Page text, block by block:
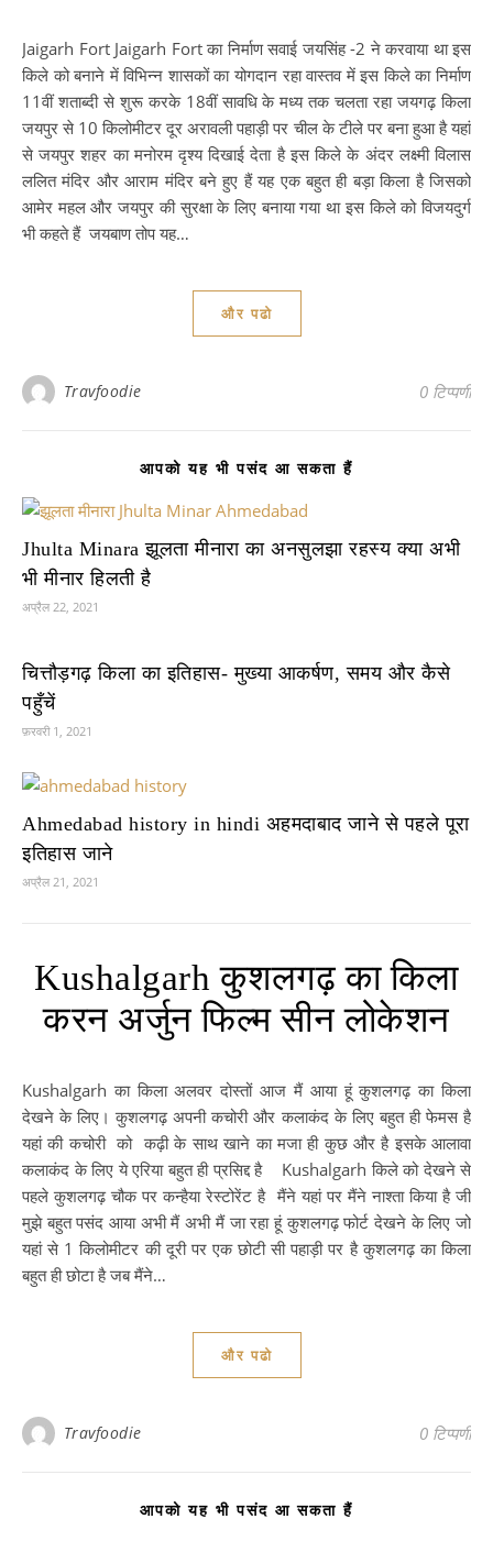
Jaigarh Fort Jaigarh Fort का निर्माण सवाई जयसिंह -2 ने करवाया था इस
किले को बनाने में विभिन्न शासकों का योगदान रहा वास्तव में इस किले का निर्माण
11वीं शताब्दी से शुरू करके 18वीं सावधि के मध्य तक चलता रहा जयगढ़ किला
जयपुर से 10 किलोमीटर दूर अरावली पहाड़ी पर चील के टीले पर बना हुआ है यहां
से जयपुर शहर का मनोरम दृश्य दिखाई देता है इस किले के अंदर लक्ष्मी विलास
ललित मंदिर और आराम मंदिर बने हुए हैं यह एक बहुत ही बड़ा किला है जिसको
आमेर महल और जयपुर की सुरक्षा के लिए बनाया गया था इस किले को विजयदुर्ग
भी कहते हैं जयबाण तोप यह…
और पढो
Travfoodie 0 टिप्पणी
आपको यह भी पसंद आ सकता हैं
Jhulta Minara झूलता मीनारा का अनसुलझा रहस्य क्या अभी
भी मीनार हिलती है
अप्रैल 22, 2021
चित्तौड़गढ़ किला का इतिहास- मुख्या आकर्षण, समय और कैसे
पहुँचें
फ़रवरी 1, 2021
Ahmedabad history in hindi अहमदाबाद जाने से पहले पूरा
इतिहास जाने
अप्रैल 21, 2021
Kushalgarh कुशलगढ़ का किला
करन अर्जुन फिल्म सीन लोकेशन
Kushalgarh का किला अलवर दोस्तों आज मैं आया हूं कुशलगढ़ का किला
देखने के लिए। कुशलगढ़ अपनी कचोरी और कलाकंद के लिए बहुत ही फेमस है
यहां की कचोरी को कढ़ी के साथ खाने का मजा ही कुछ और है इसके आलावा
कलाकंद के लिए ये एरिया बहुत ही प्रसिद्द है Kushalgarh किले को देखने से
पहले कुशलगढ़ चौक पर कन्हैया रेस्टोरेंट है मैंने यहां पर मैंने नाश्ता किया है जी
मुझे बहुत पसंद आया अभी मैं अभी मैं जा रहा हूं कुशलगढ़ फोर्ट देखने के लिए जो
यहां से 1 किलोमीटर की दूरी पर एक छोटी सी पहाड़ी पर है कुशलगढ़ का किला
बहुत ही छोटा है जब मैंने…
और पढो
Travfoodie 0 टिप्पणी
आपको यह भी पसंद आ सकता हैं